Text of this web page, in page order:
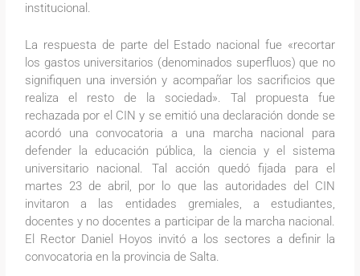
institucional.
La respuesta de parte del Estado nacional fue «recortar
los gastos universitarios (denominados superfluos) que no
signifiquen una inversión y acompañar los sacrificios que
realiza el resto de la sociedad». Tal propuesta fue
rechazada por el CIN y se emitió una declaración donde se
acordó una convocatoria a una marcha nacional para
defender la educación pública, la ciencia y el sistema
universitario nacional. Tal acción quedó fijada para el
martes 23 de abril, por lo que las autoridades del CIN
invitaron a las entidades gremiales, a estudiantes,
docentes y no docentes a participar de la marcha nacional.
El Rector Daniel Hoyos invitó a los sectores a definir la
convocatoria en la provincia de Salta.